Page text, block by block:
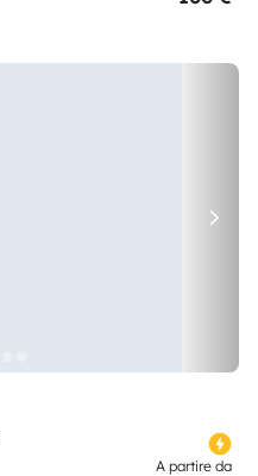
A partire da